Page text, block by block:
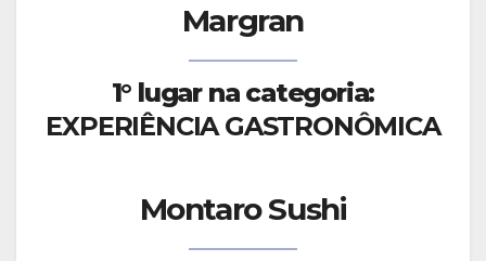
Margran
1° lugar na categoria:
EXPERIÊNCIA GASTRONÔMICA
Montaro Sushi